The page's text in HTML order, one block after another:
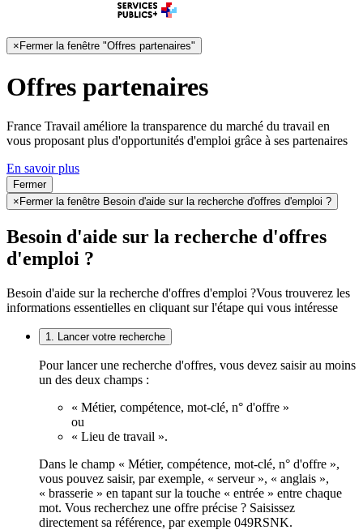
× Fermer la fenêtre "Offres partenaires"
Offres partenaires
France Travail améliore la transparence du marché du travail en
vous proposant plus d'opportunités d'emploi grâce à ses partenaires
En savoir plus
Fermer
× Fermer la fenêtre Besoin d'aide sur la recherche d'offres d'emploi ?
Besoin d'aide sur la recherche d'offres
d'emploi ?
Besoin d'aide sur la recherche d'offres d'emploi ?Vous trouverez les
informations essentielles en cliquant sur l'étape qui vous intéresse
1. Lancer votre recherche
Pour lancer une recherche d'offres, vous devez saisir au moins
un des deux champs :
« Métier, compétence, mot-clé, n° d'offre »
ou
« Lieu de travail ».
Dans le champ « Métier, compétence, mot-clé, n° d'offre »,
vous pouvez saisir, par exemple, « serveur », « anglais »,
« brasserie » en tapant sur la touche « entrée » entre chaque
mot. Vous recherchez une offre précise ? Saisissez
directement sa référence, par exemple 049RSNK.